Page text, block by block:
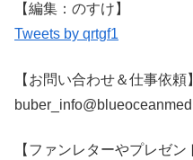
【編集：のすけ】
Tweets by qrtgf1
【お問い合わせ＆仕事依頼】
【ファンレターやプレゼン